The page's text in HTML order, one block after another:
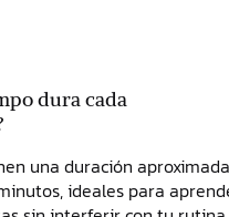
dura cada
una duración
ideales para